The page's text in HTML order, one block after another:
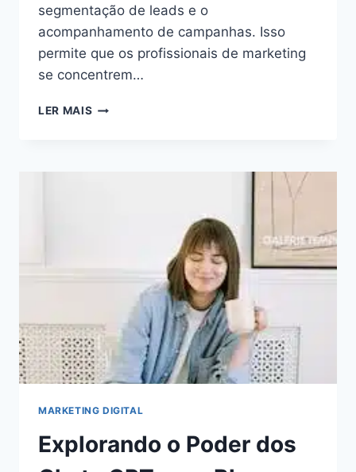
segmentação de leads e o
acompanhamento de campanhas. Isso
permite que os profissionais de marketing
se concentrem…
LER MAIS “ESTRATÉGIAS
RECEITA
MARKETING DIGITAL
Explorando o Poder dos